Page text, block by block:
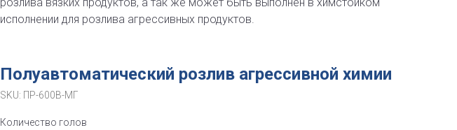
исполнении для розлива агрессивных продуктов.
Полуавтоматический розлив агрессивной химии
SKU: ПР-600В-МГ
Количество голов